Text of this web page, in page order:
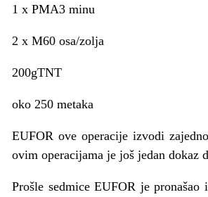
1 x PMA3 minu
2 x M60 osa/zolja
200gTNT
oko 250 metaka
EUFOR ove operacije izvodi
ovim operacijama je još jedan dokaz
Prošle sedmice EUFOR je